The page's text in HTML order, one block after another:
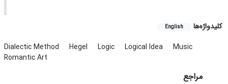
کلیدواژه‌ها English
Dialectic Method Hegel Logic Logical Idea
Music
Romantic Art
مراجع